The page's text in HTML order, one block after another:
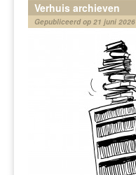
Verhuis archieven
Gepubliceerd op 21 juni 2026